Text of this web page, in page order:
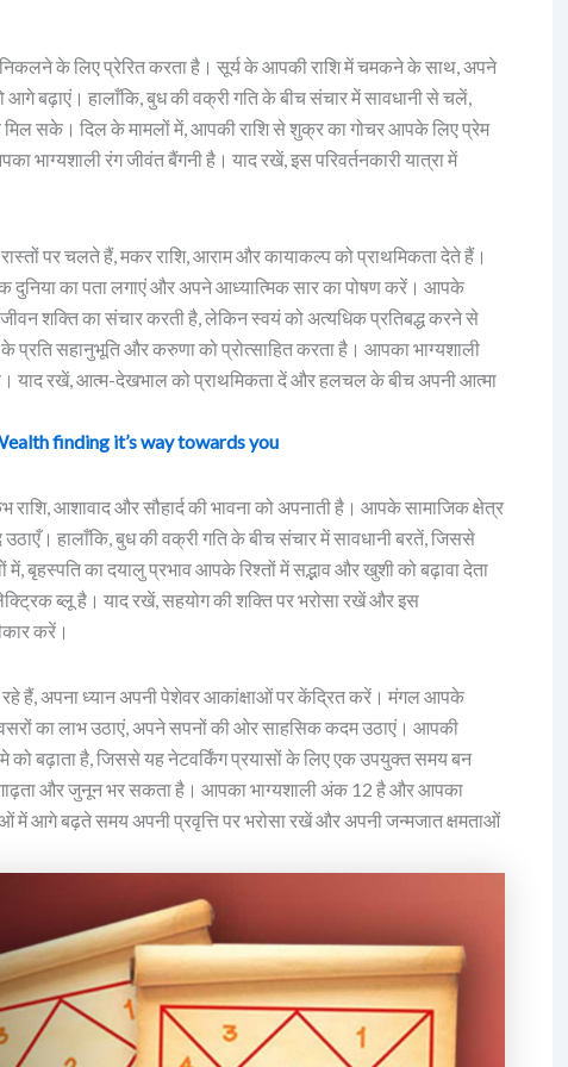
के लिए प्रेरित करता है। सूर्य के आपकी राशि में चमकने के साथ, अपने
बढ़ाएं। हालाँकि, बुध की वक्री गति के बीच संचार में सावधानी से चलें,
सके। दिल के मामलों में, आपकी राशि से शुक्र का गोचर आपके लिए प्रेम
रंग जीवंत बैंगनी है। याद रखें, इस परिवर्तनकारी यात्रा में
पर चलते हैं, मकर राशि, आराम और कायाकल्प को प्राथमिकता देते हैं।
दुनिया का पता लगाएं और अपने आध्यात्मिक सार का पोषण करें। आपके
शक्ति का संचार करती है, लेकिन स्वयं को अत्यधिक प्रतिबद्ध करने से
प्रति सहानुभूति और करुणा को प्रोत्साहित करता है। आपका भाग्यशाली
याद रखें, आत्म-देखभाल को प्राथमिकता दें और हलचल के बीच अपनी आत्मा
finding it’s way towards you
आशावाद और सौहार्द की भावना को अपनाती है। आपके सामाजिक क्षेत्र
हालाँकि, बुध की वक्री गति के बीच संचार में सावधानी बरतें, जिससे
बृहस्पति का दयालु प्रभाव आपके रिश्तों में सद्भाव और खुशी को बढ़ावा देता
ब्लू है। याद रखें, सहयोग की शक्ति पर भरोसा रखें और इस
करें।
हैं, अपना ध्यान अपनी पेशेवर आकांक्षाओं पर केंद्रित करें। मंगल आपके
का लाभ उठाएं, अपने सपनों की ओर साहसिक कदम उठाएं। आपकी
बढ़ाता है, जिससे यह नेटवर्किंग प्रयासों के लिए एक उपयुक्त समय बन
और जुनून भर सकता है। आपका भाग्यशाली अंक 12 है और आपका
में आगे बढ़ते समय अपनी प्रवृत्ति पर भरोसा रखें और अपनी जन्मजात क्षमताओं